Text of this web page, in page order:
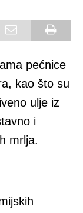
pećnice
kao što su
ulje iz
i
mrlja.